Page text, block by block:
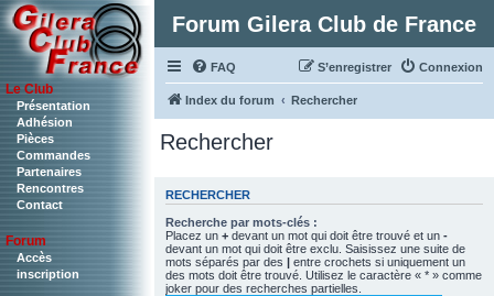
Le Club
Présentation
Adhésion
Pièces
Commandes
Partenaires
Rencontres
Contact
Forum
Accès
inscription
Forum Gilera Club de France
FAQ Connexion
S’enregistrer
Index du forum Rechercher
Rechercher
RECHERCHER
Recherche par mots-clés :
Placez un + devant un mot qui doit être trouvé et un -
devant un mot qui doit être exclu. Saisissez une suite de
mots séparés par des | entre crochets si uniquement un
des mots doit être trouvé. Utilisez le caractère « * » comme
joker pour des recherches partielles.